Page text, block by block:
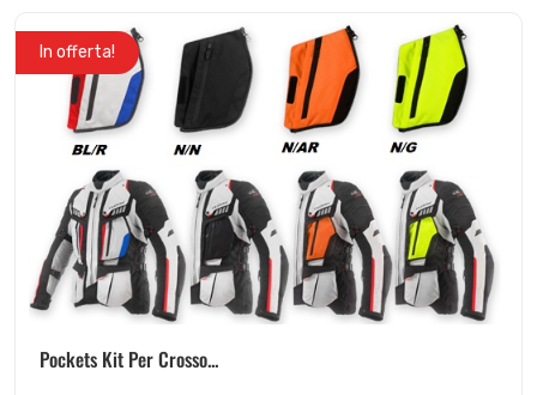
In offerta!
Pockets Kit Per Crosso...